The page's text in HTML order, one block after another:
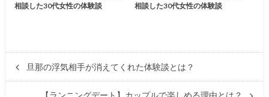
相談した30代女性の体験談
相談した30代女性の体験談
旦那の浮気相手が消えてくれた体験談とは？